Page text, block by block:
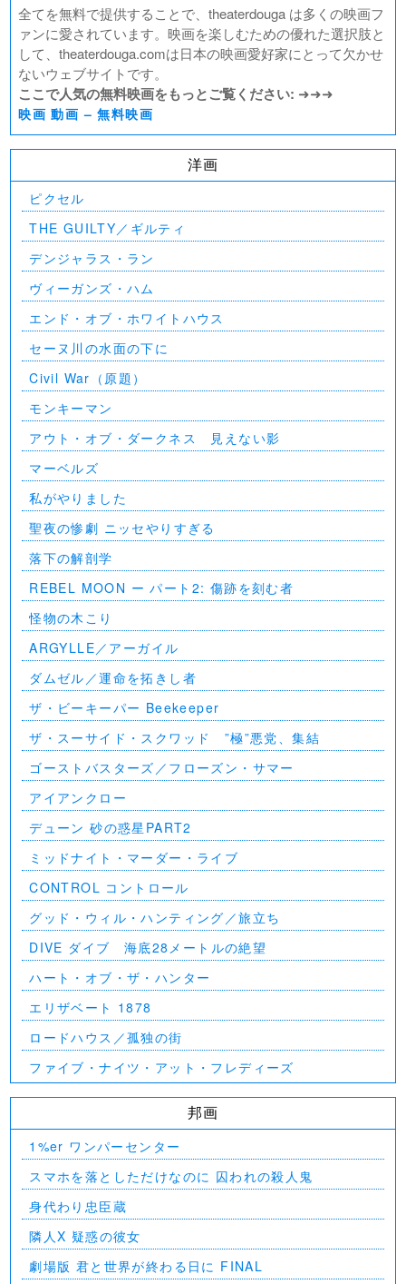
全てを無料で提供することで、theaterdouga は多くの映画フ
ァンに愛されています。映画を楽しむための優れた選択肢と
して、theaterdouga.comは日本の映画愛好家にとって欠かせ
ないウェブサイトです。
ここで人気の無料映画をもっとご覧ください: ➜➜➜
映画 動画 – 無料映画
洋画
ピクセル
THE GUILTY／ギルティ
デンジャラス・ラン
ヴィーガンズ・ハム
エンド・オブ・ホワイトハウス
セーヌ川の水面の下に
Civil War（原題）
モンキーマン
アウト・オブ・ダークネス 見えない影
マーベルズ
私がやりました
聖夜の惨劇 ニッセやりすぎる
落下の解剖学
REBEL MOON ー パート2: 傷跡を刻む者
怪物の木こり
ARGYLLE／アーガイル
ダムゼル／運命を拓きし者
ザ・ビーキーパー Beekeeper
ザ・スーサイド・スクワッド ”極”悪党、集結
ゴーストバスターズ／フローズン・サマー
アイアンクロー
デューン 砂の惑星PART2
ミッドナイト・マーダー・ライブ
CONTROL コントロール
グッド・ウィル・ハンティング／旅立ち
DIVE ダイブ 海底28メートルの絶望
ハート・オブ・ザ・ハンター
エリザベート 1878
ロードハウス／孤独の街
ファイブ・ナイツ・アット・フレディーズ
邦画
1%er ワンパーセンター
スマホを落としただけなのに 囚われの殺人鬼
身代わり忠臣蔵
隣人X 疑惑の彼女
劇場版 君と世界が終わる日に FINAL